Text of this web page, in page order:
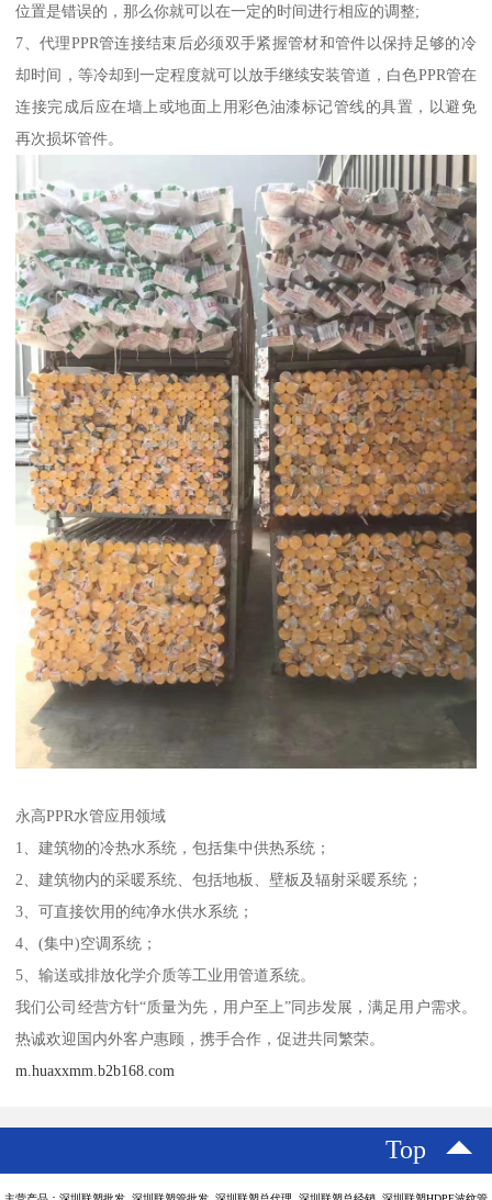
位置是错误的，那么你就可以在一定的时间进行相应的调整;
7、代理PPR管连接结束后必须双手紧握管材和管件以保持足够的冷
却时间，等冷却到一定程度就可以放手继续安装管道，白色PPR管在
连接完成后应在墙上或地面上用彩色油漆标记管线的具置，以避免
再次损坏管件。
永高PPR水管应用领域
1、建筑物的冷热水系统，包括集中供热系统；
2、建筑物内的采暖系统、包括地板、壁板及辐射采暖系统；
3、可直接饮用的纯净水供水系统；
4、(集中)空调系统；
5、输送或排放化学介质等工业用管道系统。
我们公司经营方针“质量为先，用户至上”同步发展，满足用户需求。
热诚欢迎国内外客户惠顾，携手合作，促进共同繁荣。
m.huaxxmm.b2b168.com
Top